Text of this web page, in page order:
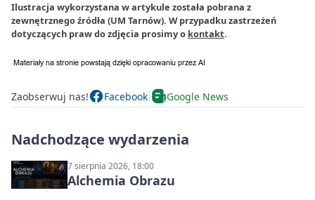
Ilustracja wykorzystana w artykule została pobrana z
zewnętrznego źródła (UM Tarnów). W przypadku zastrzeżeń
dotyczących praw do zdjęcia prosimy o kontakt.
Zaobserwuj nas! Facebook Google News
Nadchodzące wydarzenia
7 sierpnia 2026, 18:00
Alchemia Obrazu